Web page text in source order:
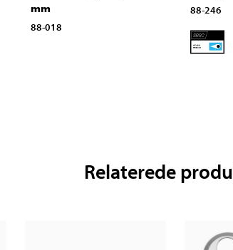
mm
88-018
88-246
Relaterede